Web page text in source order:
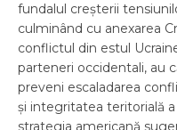
fundalul creșterii
culminând cu anexarea
conflictul din estul
parteneri occidentali, au
preveni escaladarea
și integritatea teritorială
strategia americană